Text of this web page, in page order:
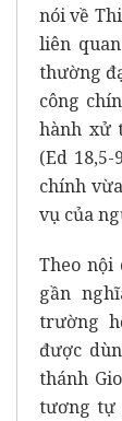
nói về
liên
thường
công
hành xử
(Ed
chính
vụ của
Theo nội
gần
trường
được
thánh
tương tự